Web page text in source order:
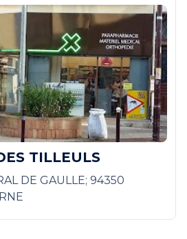
TILLEULS
DE GAULLE; 94350